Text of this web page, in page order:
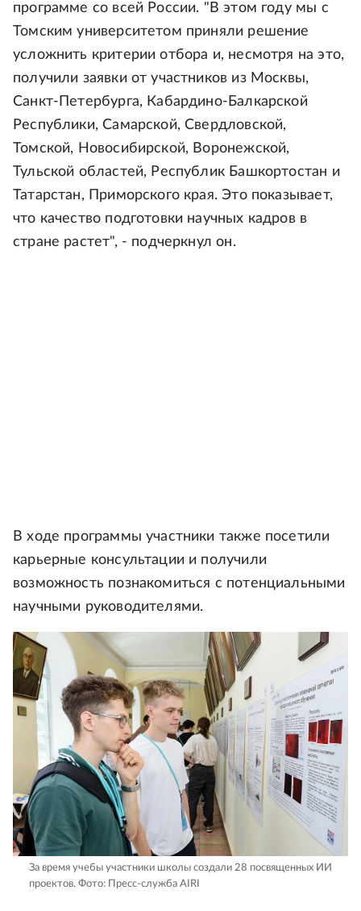
программе со всей России. "В этом году мы с
Томским университетом приняли решение
усложнить критерии отбора и, несмотря на это,
получили заявки от участников из Москвы,
Санкт-Петербурга, Кабардино-Балкарской
Республики, Самарской, Свердловской,
Томской, Новосибирской, Воронежской,
Тульской областей, Республик Башкортостан и
Татарстан, Приморского края. Это показывает,
что качество подготовки научных кадров в
стране растет", - подчеркнул он.
В ходе программы участники также посетили
карьерные консультации и получили
возможность познакомиться с потенциальными
научными руководителями.
За время учебы участники школы создали 28 посвященных ИИ
проектов. Фото: Пресс-служба AIRI